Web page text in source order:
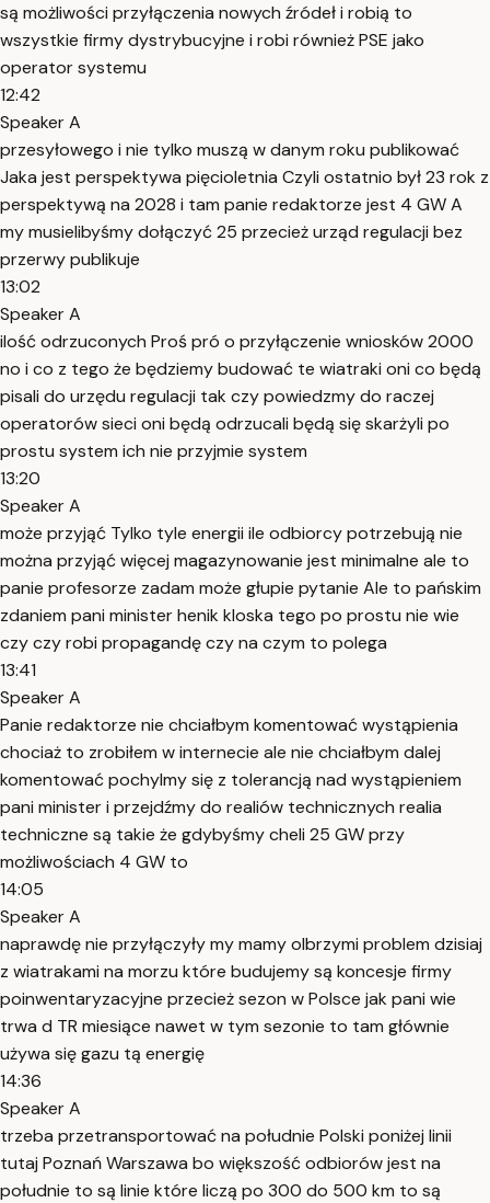
są możliwości przyłączenia nowych źródeł i robią to
wszystkie firmy dystrybucyjne i robi również PSE jako
operator systemu
12:42
Speaker A
przesyłowego i nie tylko muszą w danym roku publikować
Jaka jest perspektywa pięcioletnia Czyli ostatnio był 23 rok z
perspektywą na 2028 i tam panie redaktorze jest 4 GW A
my musielibyśmy dołączyć 25 przecież urząd regulacji bez
przerwy publikuje
13:02
Speaker A
ilość odrzuconych Proś pró o przyłączenie wniosków 2000
no i co z tego że będziemy budować te wiatraki oni co będą
pisali do urzędu regulacji tak czy powiedzmy do raczej
operatorów sieci oni będą odrzucali będą się skarżyli po
prostu system ich nie przyjmie system
13:20
Speaker A
może przyjąć Tylko tyle energii ile odbiorcy potrzebują nie
można przyjąć więcej magazynowanie jest minimalne ale to
panie profesorze zadam może głupie pytanie Ale to pańskim
zdaniem pani minister henik kloska tego po prostu nie wie
czy czy robi propagandę czy na czym to polega
13:41
Speaker A
Panie redaktorze nie chciałbym komentować wystąpienia
chociaż to zrobiłem w internecie ale nie chciałbym dalej
komentować pochylmy się z tolerancją nad wystąpieniem
pani minister i przejdźmy do realiów technicznych realia
techniczne są takie że gdybyśmy cheli 25 GW przy
możliwościach 4 GW to
14:05
Speaker A
naprawdę nie przyłączyły my mamy olbrzymi problem dzisiaj
z wiatrakami na morzu które budujemy są koncesje firmy
poinwentaryzacyjne przecież sezon w Polsce jak pani wie
trwa d TR miesiące nawet w tym sezonie to tam głównie
używa się gazu tą energię
14:36
Speaker A
trzeba przetransportować na południe Polski poniżej linii
tutaj Poznań Warszawa bo większość odbiorów jest na
południe to są linie które liczą po 300 do 500 km to są